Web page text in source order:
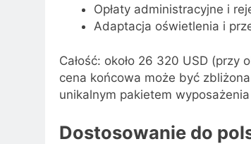
Opłaty administracyjne i
Adaptacja oświetlenia i
Całość: około 26 320 USD
cena końcowa może być
unikalnym pakietem
Dostosowanie do